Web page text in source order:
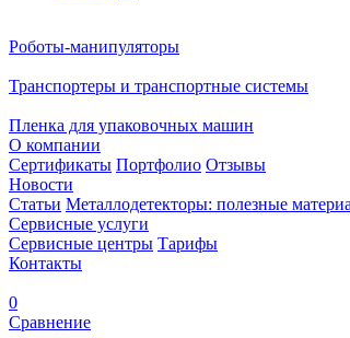
Роботы-манипуляторы
Транспортеры и транспортные системы
Пленка для упаковочных машин
О компании
Сертификаты Портфолио Отзывы
Новости
Статьи Металлодетекторы: полезные
Сервисные услуги
Сервисные центры Тарифы
Контакты
0
Сравнение